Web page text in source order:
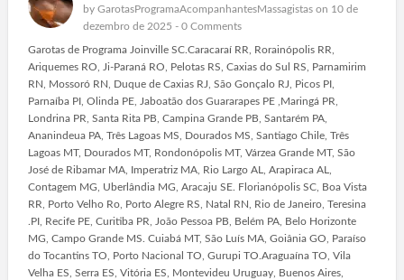
by GarotasProgramaAcompanhantesMassagistason 10 de
dezembro de 2025 - 0 Comments
Garotas de Programa Joinville SC.Caracaraí RR, Rorainópolis RR,
Ariquemes RO, Ji-Paraná RO, Pelotas RS, Caxias do Sul RS, Parnamirim
RN, Mossoró RN, Duque de Caxias RJ, São Gonçalo RJ, Picos PI,
Parnaíba PI, Olinda PE, Jaboatão dos Guararapes PE ,Maringá PR,
Londrina PR, Santa Rita PB, Campina Grande PB, Santarém PA,
Ananindeua PA, Três Lagoas MS, Dourados MS, Santiago Chile, Três
Lagoas MT, Dourados MT, Rondonópolis MT, Várzea Grande MT, São
José de Ribamar MA, Imperatriz MA, Rio Largo AL, Arapiraca AL,
Contagem MG, Uberlândia MG, Aracaju SE. Florianópolis SC, Boa Vista
RR, Porto Velho Ro, Porto Alegre RS, Natal RN, Rio de Janeiro, Teresina
.PI, Recife PE, Curitiba PR, João Pessoa PB, Belém PA, Belo Horizonte
MG, Campo Grande MS. Cuiabá MT, São Luís MA, Goiânia GO, Paraíso
do Tocantins TO, Porto Nacional TO, Gurupi TO.Araguaína TO, Vila
Velha ES, Serra ES, Vitória ES, Montevideu Uruguay, Buenos Aires,